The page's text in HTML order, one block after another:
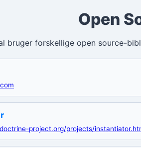
Open
bruger forskellige open source-
project.org/projects/